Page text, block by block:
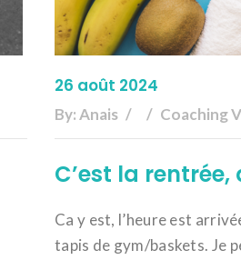
26 août 2024
By:Anais Coaching
C’est la
Ca y est, l’heure est
tapis de gym/baskets. Je